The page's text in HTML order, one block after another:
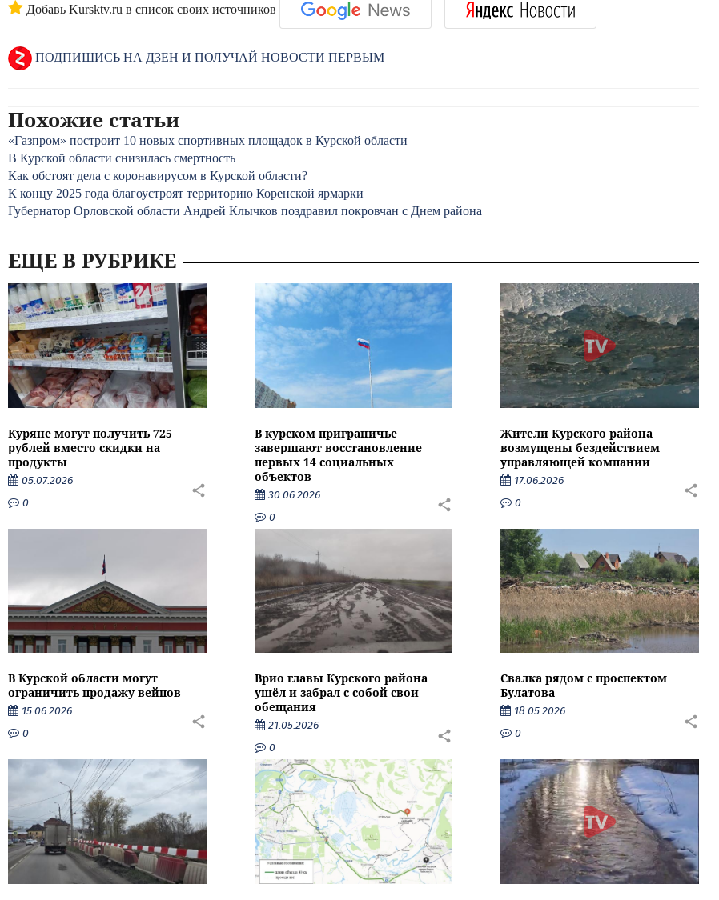
Добавь Kursktv.ru в список своих источников
ПОДПИШИСЬ НА ДЗЕН И ПОЛУЧАЙ НОВОСТИ ПЕРВЫМ
Похожие статьи
«Газпром» построит 10 новых спортивных площадок в Курской области
В Курской области снизилась смертность
Как обстоят дела с коронавирусом в Курской области?
К концу 2025 года благоустроят территорию Коренской ярмарки
Губернатор Орловской области Андрей Клычков поздравил покровчан с Днем района
ЕЩЕ В РУБРИКЕ
Куряне могут получить 725
рублей вместо скидки на
продукты
05.07.2026
0
В курском приграничье
завершают восстановление
первых 14 социальных
объектов
30.06.2026
0
Жители Курского района
возмущены бездействием
управляющей компании
17.06.2026
0
В Курской области могут
ограничить продажу вейпов
15.06.2026
0
Врио главы Курского района
ушёл и забрал с собой свои
обещания
21.05.2026
0
Свалка рядом с проспектом
Булатова
18.05.2026
0